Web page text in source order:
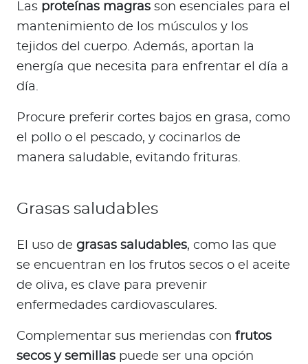
Las proteínas magras son esenciales para el
mantenimiento de los músculos y los
tejidos del cuerpo. Además, aportan la
energía que necesita para enfrentar el día a
día.
Procure preferir cortes bajos en grasa, como
el pollo o el pescado, y cocinarlos de
manera saludable, evitando frituras.
Grasas saludables
El uso de grasas saludables, como las que
se encuentran en los frutos secos o el aceite
de oliva, es clave para prevenir
enfermedades cardiovasculares.
Complementar sus meriendas con frutos
secos y semillas puede ser una opción